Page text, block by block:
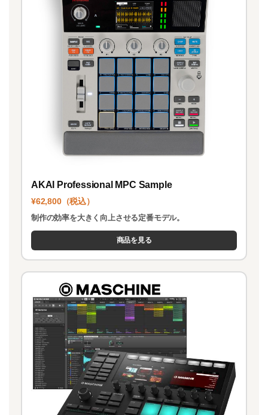
AKAI Professional MPC Sample
¥62,800（税込）
制作の効率を大きく向上させる定番モデル。
商品を見る